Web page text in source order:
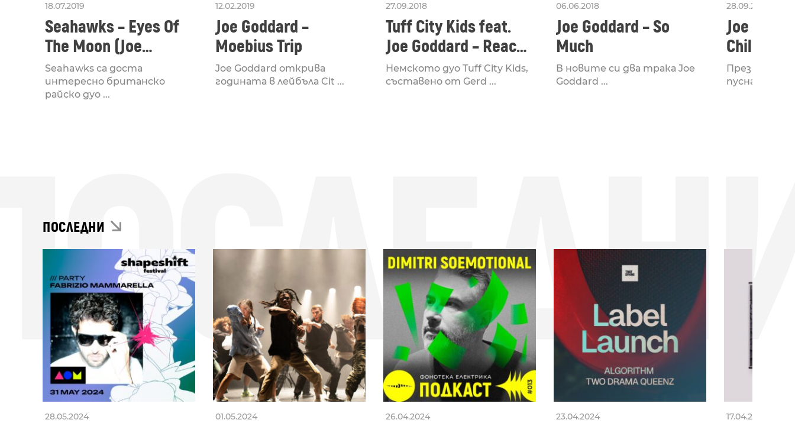
18.07.2019
Seahawks – Eyes Of
The Moon (Joe
Goddard Remix)
Seahawks са доста
интересно британско
райско дуо ...
12.02.2019
Joe Goddard –
Moebius Trip
Joe Goddard открива
годината в лейбъла Cit ...
27.09.2018
Tuff City Kids feat.
Joe Goddard – Reach
Out
Немското дуо Tuff City Kids,
съставено от Gerd ...
06.06.2018
Joe Goddard – So
Much
В новите си два трака Joe
Goddard ...
28.09.2017
Joe
Children
През април
пусна най-
ПОСЛЕДНИ
28.05.2024 01.05.2024 26.04.2024 23.04.2024 17.04.2024